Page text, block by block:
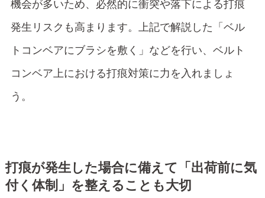
機会が多いため、必然的に衝突や落下による打痕
発生リスクも高まります。上記で解説した「ベル
トコンベアにブラシを敷く」などを行い、ベルト
コンベア上における打痕対策に力を入れましょ
う。
打痕が発生した場合に備えて「出荷前に気
付く体制」を整えることも大切